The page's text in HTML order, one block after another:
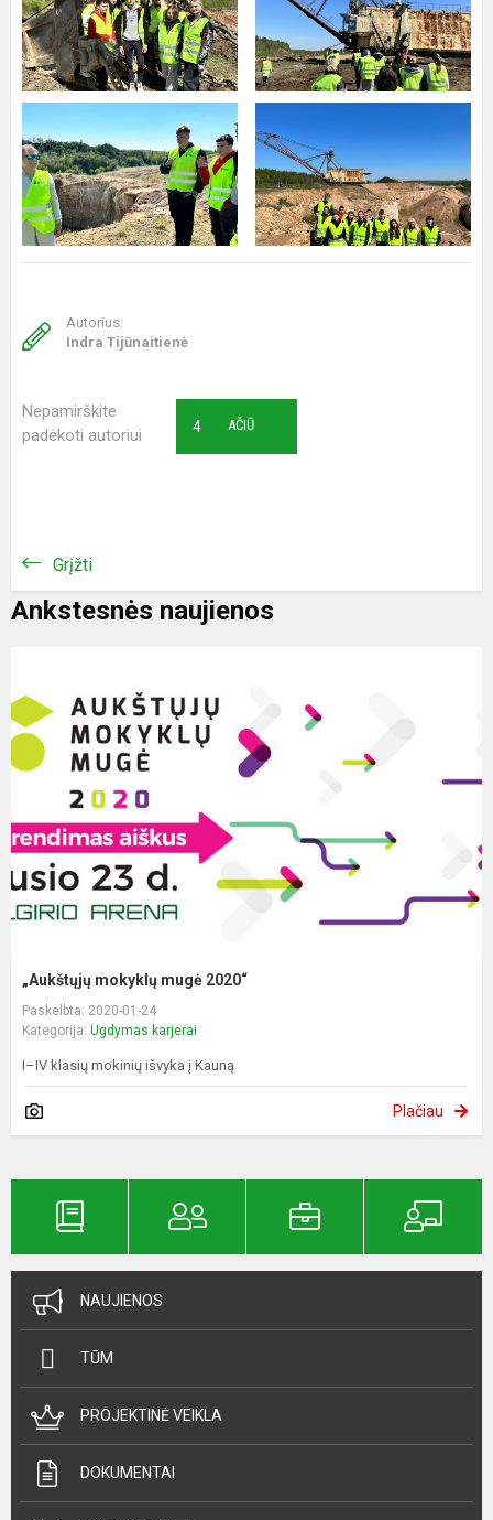
Autorius:
Indra Tijūnaitienė
Nepamirškite
padėkoti autoriui
AČIŪ
4
Grįžti
Ankstesnės naujienos
„Aukštųjų mokyklų mugė 2020“
Paskelbta: 2020-01-24
Kategorija: Ugdymas karjerai
I–IV klasių mokinių išvyka į Kauną
Plačiau
NAUJIENOS
TŪM
PROJEKTINĖ VEIKLA
DOKUMENTAI